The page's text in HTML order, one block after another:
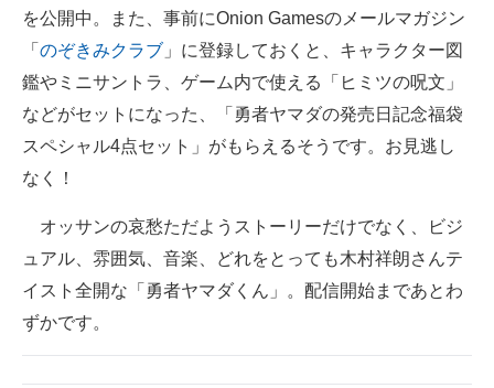
を公開中。また、事前にOnion Gamesのメールマガジン
「 のぞきみクラブ 」に登録しておくと、キャラクター図
鑑やミニサントラ、ゲーム内で使える「ヒミツの呪文」
などがセットになった、「勇者ヤマダの発売日記念福袋
スペシャル4点セット」がもらえるそうです。お見逃し
なく！
オッサンの哀愁ただようストーリーだけでなく、ビジ
ュアル、雰囲気、音楽、どれをとっても木村祥朗さんテ
イスト全開な「勇者ヤマダくん」。配信開始まであとわ
ずかです。